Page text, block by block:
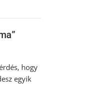
hogy
egyik